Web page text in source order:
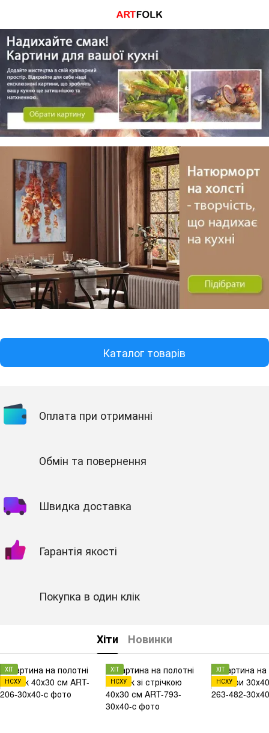
Каталог товарів
Оплата при отриманні
Обмін та повернення
Швидка доставка
Гарантія якості
Покупка в один клік
Хіти Новинки
ХІТ
НСХУ
ХІТ
НСХУ
ХІТ
НСХУ